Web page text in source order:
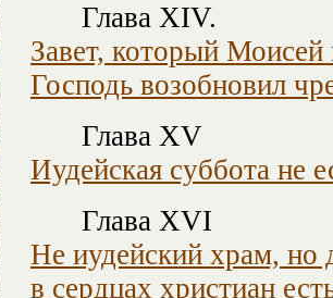
Глава XIV.
Завет, который
Господь возобновил
Глава XV
Иудейская суббота не
Глава XVI
Не иудейский храм, но
в сердцах христиан